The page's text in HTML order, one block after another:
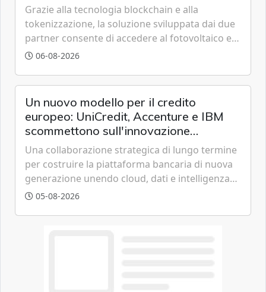
Grazie alla tecnologia blockchain e alla
tokenizzazione, la soluzione sviluppata dai due
partner consente di accedere al fotovoltaico e
all'eolico ottenendo risparmi diretti in bolletta,
06-08-2026
Un nuovo modello per il credito
europeo: UniCredit, Accenture e IBM
scommettono sull'innovazione
tecnologica
Una collaborazione strategica di lungo termine
per costruire la piattaforma bancaria di nuova
generazione unendo cloud, dati e intelligenza
artificiale.
05-08-2026